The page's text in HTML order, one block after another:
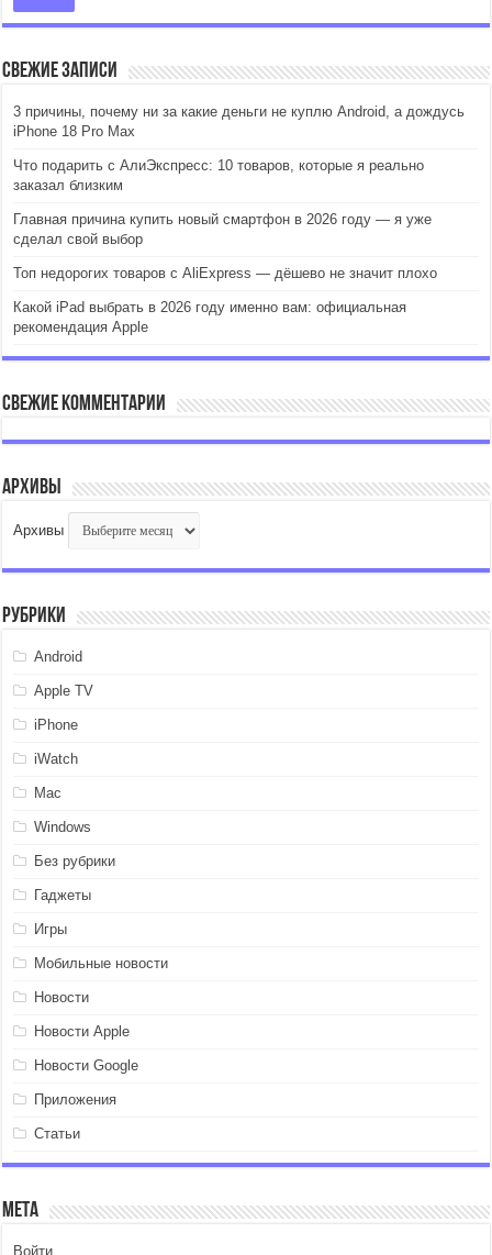
Свежие записи
3 причины, почему ни за какие деньги не куплю Android, а дождусь
iPhone 18 Pro Max
Что подарить с АлиЭкспресс: 10 товаров, которые я реально
заказал близким
Главная причина купить новый смартфон в 2026 году — я уже
сделал свой выбор
Топ недорогих товаров с AliExpress — дёшево не значит плохо
Какой iPad выбрать в 2026 году именно вам: официальная
рекомендация Apple
Свежие комментарии
Архивы
Архивы
Рубрики
Android
Apple TV
iPhone
iWatch
Mac
Windows
Без рубрики
Гаджеты
Игры
Мобильные новости
Новости
Новости Apple
Новости Google
Приложения
Статьи
Мета
Войти